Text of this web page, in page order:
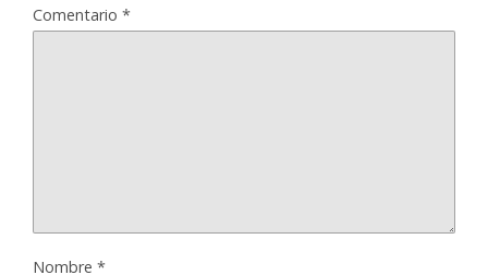
Comentario *
Nombre *